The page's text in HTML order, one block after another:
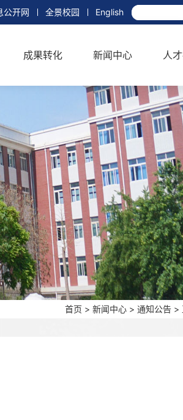
公开网 全景校园 English
成果转化 新闻中心 人
首页 > 新闻中心 > 通知公告 >